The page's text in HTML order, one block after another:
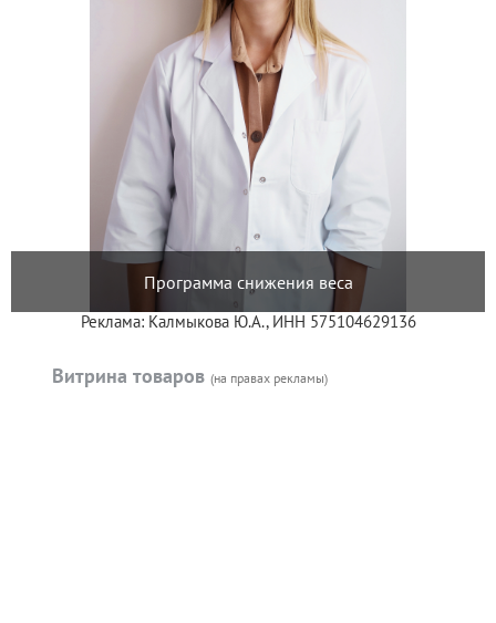
Программа снижения веса
Реклама: Калмыкова Ю.А., ИНН 575104629136
Витрина товаров (на правах рекламы)